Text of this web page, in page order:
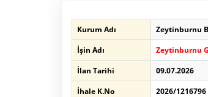
Kurum Adı
Zeytinburnu
İşin Adı
Zeytinburnu
İlan Tarihi
09.07.2026
İhale K.No
2026/1216796